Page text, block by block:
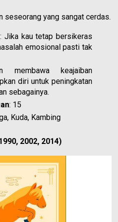
seseorang yang sangat cerdas.
: Jika kau tetap bersikeras
emosional pasti tak
membawa keajaiban
diri untuk peningkatan
sebagainya.
: 15
Kuda, Kambing
2002, 2014)